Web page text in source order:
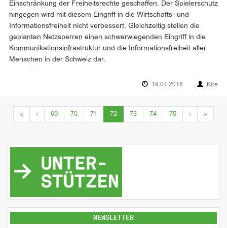
Einschränkung der Freiheitsrechte geschaffen. Der Spielerschutz
hingegen wird mit diesem Eingriff in die Wirtschafts- und
Informationsfreiheit nicht verbessert. Gleichzeitig stellen die
geplanten Netzsperren einen schwerwiegenden Eingriff in die
Kommunikationsinfrastruktur und die Informationsfreiheit aller
Menschen in der Schweiz dar.
19.04.2018 Kire
« ‹ 69 70 71 72(current)
73 74 75 › »
NEWSLETTER